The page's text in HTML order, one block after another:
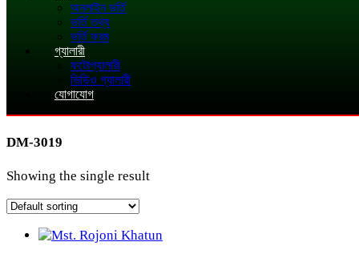
অনলাইন ভর্তি
ভর্তি তথ্য
ভর্তি ফরম
গ্যালারী
ফটোগ্যালারী
ভিডিও গ্যালারী
যোগাযোগ
DM-3019
Showing the single result